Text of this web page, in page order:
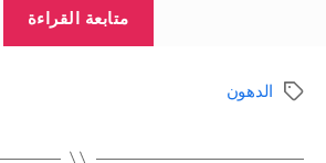
متابعة القراءة
الوسومالدهون